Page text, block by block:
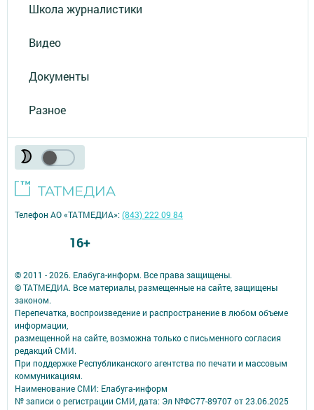
Школа журналистики
Видео
Документы
Разное
© 2011 - 2026. Елабуга-информ. Все права защищены.
© ТАТМЕДИА. Все материалы, размещенные на сайте, защищены
законом.
Перепечатка, воспроизведение и распространение в любом объеме
информации,
размещенной на сайте, возможна только с письменного согласия
редакций СМИ.
При поддержке Республиканского агентства по печати и массовым
коммуникациям.
Наименование СМИ: Елабуга-информ
№ записи о регистрации СМИ, дата: Эл №ФС77-89707 от 23.06.2025
Телефон АО «ТАТМЕДИА»:(843) 222 09 84
16+